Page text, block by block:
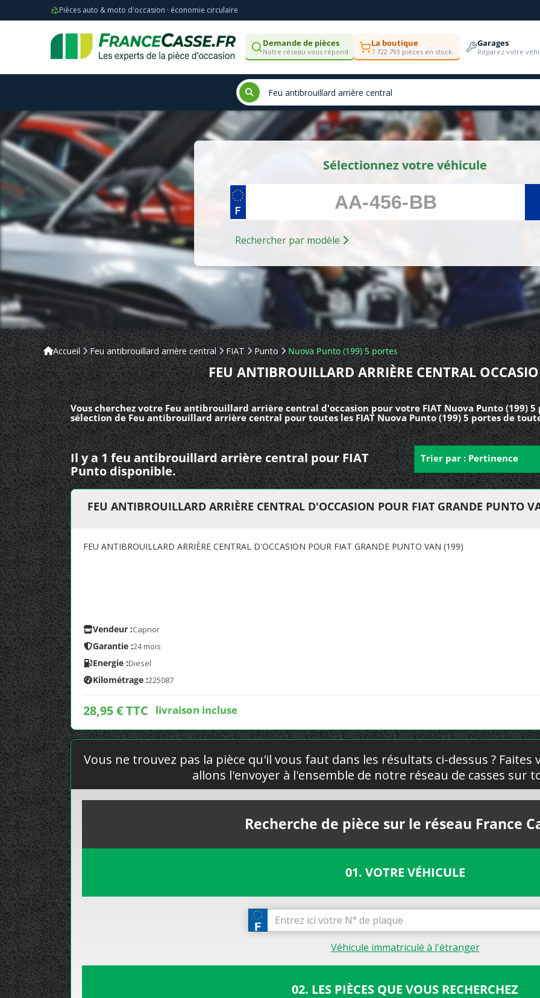
Pièces auto & moto d'occasion · économie circulaire
Demande de pièces
Notre réseau vous répond
La boutique
7 722 793 pièces en stock
Garages
Réparez votre
Sélectionnez votre véhicule
Rechercher par modèle
Accueil Feu antibrouillard arrière central FIAT Punto Nuova Punto (199) 5 portes
FEU ANTIBROUILLARD ARRIÈRE CENTRAL
Vous cherchez votre Feu antibrouillard arrière central d'occasion pour votre FIAT Nuova Punto (199) 5
sélection de Feu antibrouillard arrière central pour toutes les FIAT Nuova Punto (199) 5 portes de
Il y a 1 feu antibrouillard arrière central pour FIAT
Punto disponible.
Trier par : Pertinence
FEU ANTIBROUILLARD ARRIÈRE CENTRAL D'OCCASION POUR FIAT GRANDE PUNTO
FEU ANTIBROUILLARD ARRIÈRE CENTRAL D'OCCASION POUR FIAT GRANDE PUNTO VAN (199)
Vendeur :Capnor
Garantie :24 mois
Energie :Diesel
Kilométrage :225087
28,95 € TTC livraison incluse
Vous ne trouvez pas la pièce qu'il vous faut dans les résultats ci-dessus ? Faites
allons l'envoyer à l'ensemble de notre réseau de casses sur
Recherche de pièce sur le réseau France
01. VOTRE VÉHICULE
Véhicule immatriculé à l'étranger
02. LES PIÈCES QUE VOUS RECHERCHEZ